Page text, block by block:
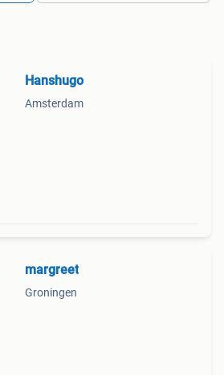
Hanshugo
Amsterdam
margreet
Groningen